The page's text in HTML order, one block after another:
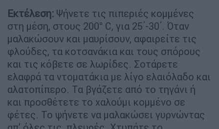
Εκτέλεση: Ψήνετε τις πιπεριές κομμένες
στη μέση, στους 200° C, για 25΄-30΄. Όταν
μαλακώσουν και μαυρίσουν, αφαιρείτε τις
φλούδες, τα κοτσανάκια και τους σπόρους
και τις κόβετε σε λωρίδες. Σοτάρετε
ελαφρά τα ντοματάκια με λίγο ελαιόλαδο και
αλατοπίπερο. Τα βγάζετε από το τηγάνι ή
και προσθέτετε το χαλούμι κομμένο σε
φέτες. Το ψήνετε να μαλακώσει γυρνώντας